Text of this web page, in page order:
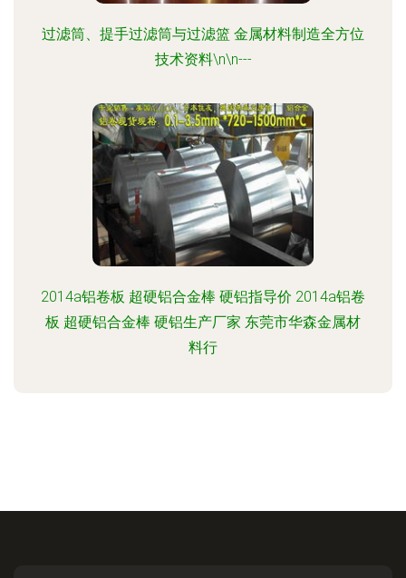
过滤筒、提手过滤筒与过滤篮 金属材料制造全方位
技术资料\n\n---
2014a铝卷板 超硬铝合金棒 硬铝指导价 2014a铝卷
板 超硬铝合金棒 硬铝生产厂家 东莞市华森金属材
料行